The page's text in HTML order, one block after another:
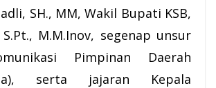
SH., MM, Wakil Bupati KSB,
M.M.Inov, segenap unsur
Pimpinan Daerah
serta jajaran Kepala